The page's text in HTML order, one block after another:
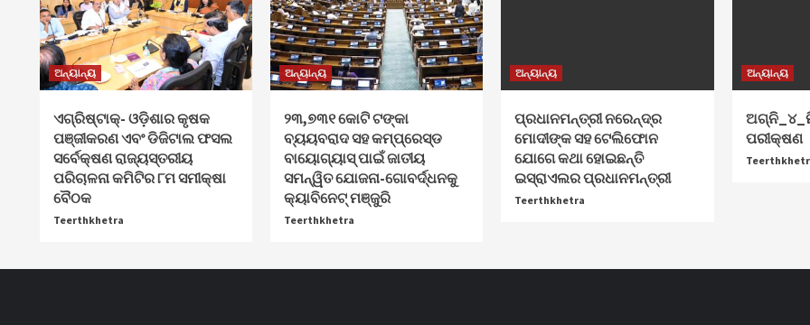
ଅନ୍ୟାନ୍ୟ
ଏଗ୍ରିଷ୍ଟାକ୍‌- ଓଡ଼ିଶାର କୃଷକ
ପଞ୍ଜୀକରଣ ଏବଂ ଡିଜିଟାଲ ଫସଲ
ସର୍ବେକ୍ଷଣ ରାଜ୍ୟସ୍ତରୀୟ
ପରିଚାଳନା କମିଟିର ୮ମ ସମୀକ୍ଷା
ବୈଠକ
Teerthkhetra
ଅନ୍ୟାନ୍ୟ
୨୩,୭୩୧ କୋଟି ଟଙ୍କା
ବ୍ୟୟବରାଦ ସହ କମ୍ପ୍ରେସ୍ଡ
ବାୟୋଗ୍ୟାସ୍ ପାଇଁ ଜାତୀୟ
ସମନ୍ୱିତ ଯୋଜନା-ଗୋବର୍ଦ୍ଧନକୁ
କ୍ୟାବିନେଟ୍‌ ମଞ୍ଜୁରି
Teerthkhetra
ଅନ୍ୟାନ୍ୟ
ପ୍ରଧାନମନ୍ତ୍ରୀ ନରେନ୍ଦ୍ର
ମୋଦୀଙ୍କ ସହ ଟେଲିଫୋନ
ଯୋଗେ କଥା ହୋଇଛନ୍ତି
ଇସ୍ରାଏଲର ପ୍ରଧାନମନ୍ତ୍ରୀ
Teerthkhetra
ଅନ୍ୟାନ୍ୟ
ପରୀକ୍ଷଣ